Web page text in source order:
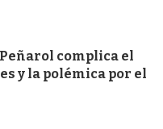
complica el
y la polémica por el